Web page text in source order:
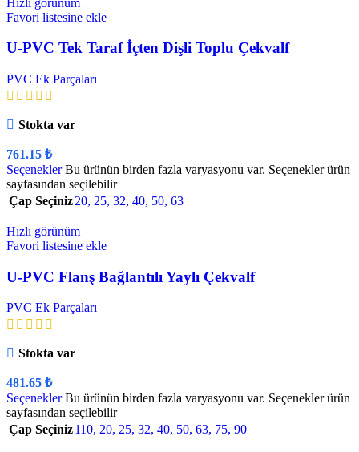
Favori listesine ekle
U-PVC Tek Taraf İçten Dişli Toplu Çekvalf
PVC Ek Parçaları
Stokta var
761.15 ₺
Seçenekler Bu ürünün birden fazla varyasyonu var. Seçenekler ürün
sayfasından seçilebilir
Çap Seçiniz20, 25, 32, 40, 50, 63
Hızlı görünüm
Favori listesine ekle
U-PVC Flanş Bağlantılı Yaylı Çekvalf
PVC Ek Parçaları
Stokta var
481.65 ₺
Seçenekler Bu ürünün birden fazla varyasyonu var. Seçenekler ürün
sayfasından seçilebilir
Çap Seçiniz110, 20, 25, 32, 40, 50, 63, 75, 90